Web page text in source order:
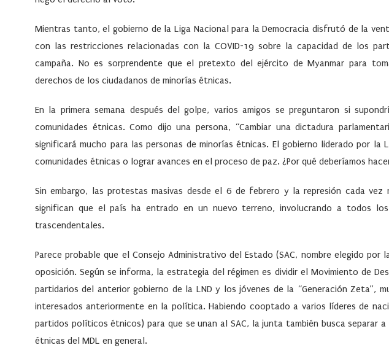
Mientras tanto, el gobierno de la Liga Nacional para la Democracia disfrutó de la
con las restricciones relacionadas con la COVID-19 sobre la capacidad de los
campaña. No es sorprendente que el pretexto del ejército de Myanmar para
derechos de los ciudadanos de minorías étnicas.
En la primera semana después del golpe, varios amigos se preguntaron si
comunidades étnicas. Como dijo una persona, “Cambiar una dictadura
significará mucho para las personas de minorías étnicas. El gobierno liderado por la
comunidades étnicas o lograr avances en el proceso de paz. ¿Por qué deberíamos
Sin embargo, las protestas masivas desde el 6 de febrero y la represión cada vez
significan que el país ha entrado en un nuevo terreno, involucrando a todos
trascendentales.
Parece probable que el Consejo Administrativo del Estado (SAC, nombre elegido
oposición. Según se informa, la estrategia del régimen es dividir el Movimiento de
partidarios del anterior gobierno de la LND y los jóvenes de la “Generación Zeta”,
interesados anteriormente en la política. Habiendo cooptado a varios líderes de
partidos políticos étnicos) para que se unan al SAC, la junta también busca separar
étnicas del MDL en general.